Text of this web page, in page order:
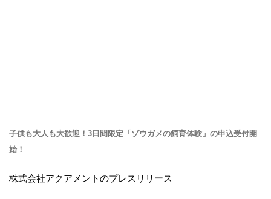
子供も大人も大歓迎！3日間限定「ゾウガメの飼育体験」の申込受付開
始！
株式会社アクアメントのプレスリリース